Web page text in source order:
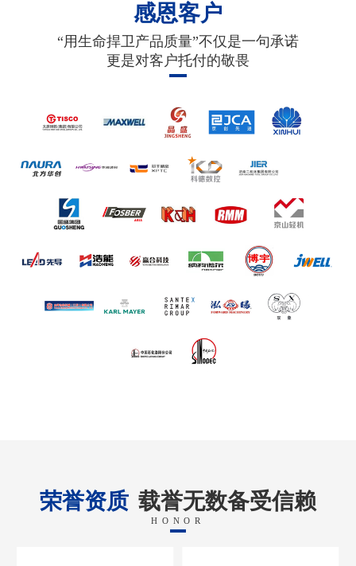
感恩客户
“用生命捍卫产品质量”不仅是一句承诺
更是对客户托付的敬畏
荣誉资质 载誉无数备受信赖
HONOR